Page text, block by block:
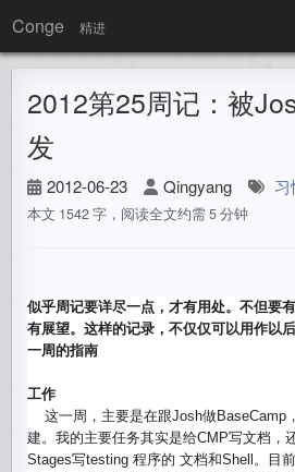
Conge 精进
2012第25周记：被
发
2012-06-23 Qingyang
本文 1542 字，阅读全文约需 5 分钟
似乎周记要详尽一点，才有用处。不但要
有展望。这样的记录，不仅仅可以用作以
一周的指南
工作
这一周，主要是在跟Josh做BaseCamp
建。我的主要任务其实是给CMP写文档，
Stages写testing 程序的 文档和Shell。目